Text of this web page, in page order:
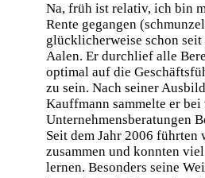
Na, früh ist relativ, ich bin
Rente gegangen
glücklicherweise schon
Aalen. Er durchlief alle
optimal auf die
zu sein. Nach seiner
Kauffmann sammelte er bei
Unternehmensberatungen
Seit dem Jahr 2006 führten
zusammen und konnten
lernen. Besonders seine